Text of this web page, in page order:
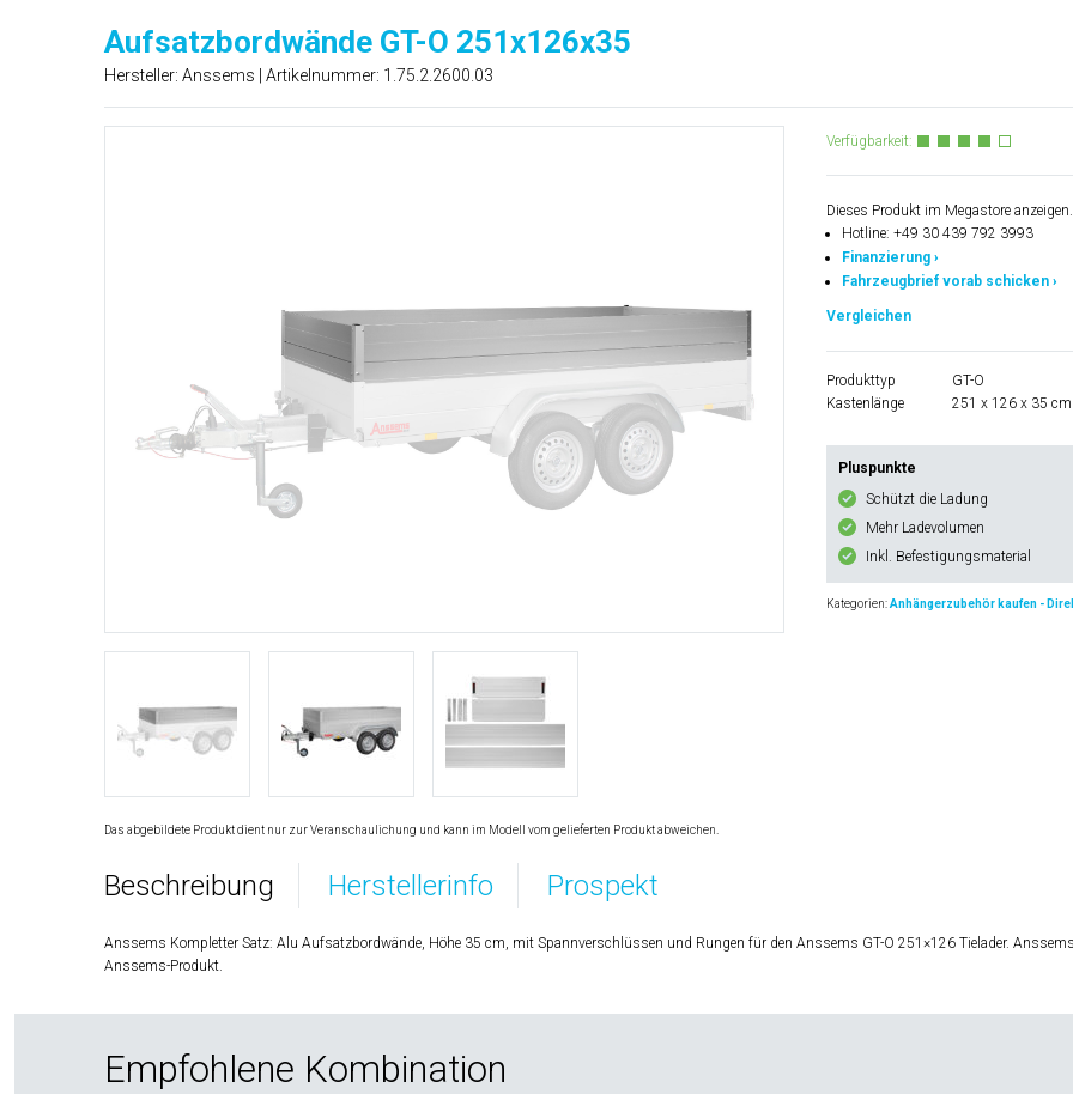
Aufsatzbordwände GT-O 251x126x35
Hersteller: Anssems | Artikelnummer: 1.75.2.2600.03
Das abgebildete Produkt dient nur zur Veranschaulichung und kann im Modell vom gelieferten Produkt abweichen.
Verfügbarkeit:
Dieses Produkt im Megastore anzeigen.
Hotline: +49 30 439 792 3993
Finanzierung ›
Fahrzeugbrief vorab schicken ›
Vergleichen
Produkttyp
GT-O
Kastenlänge
251 x 126 x 35 cm
Pluspunkte
Schützt die Ladung
Mehr Ladevolumen
Inkl. Befestigungsmaterial
Kategorien:Anhängerzubehör kaufen -
Beschreibung Herstellerinfo Prospekt
Anssems Kompletter Satz: Alu Aufsatzbordwände, Höhe 35 cm, mit Spannverschlüssen und Rungen für den Anssems GT-O 251×126 Tielader.
Anssems-Produkt.
Empfohlene Kombination